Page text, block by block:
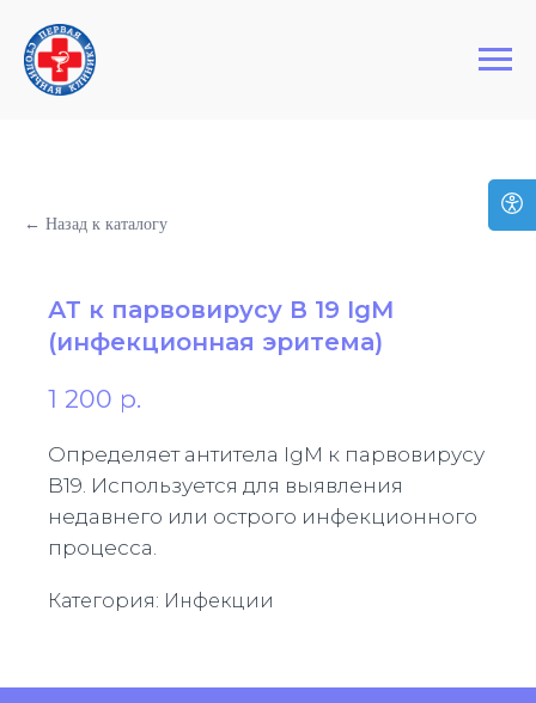
Первая Столичная Клиника
← Назад к каталогу
АТ к парвовирусу В 19 IgM
(инфекционная эритема)
1 200 р.
Определяет антитела IgM к парвовирусу
B19. Используется для выявления
недавнего или острого инфекционного
процесса.
Категория: Инфекции